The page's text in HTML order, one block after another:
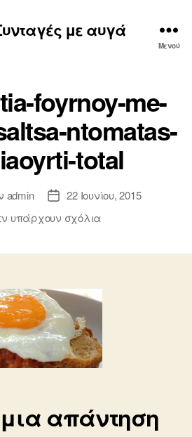
με αυγά
Μενού
foyrnoy-me-
ntomatas-
total
admin
Ημ.
δημοσίευσης
22 Ιουνίου, 2015
υπάρχουν σχόλια
kai-
giaoyrti-
total
απάντηση